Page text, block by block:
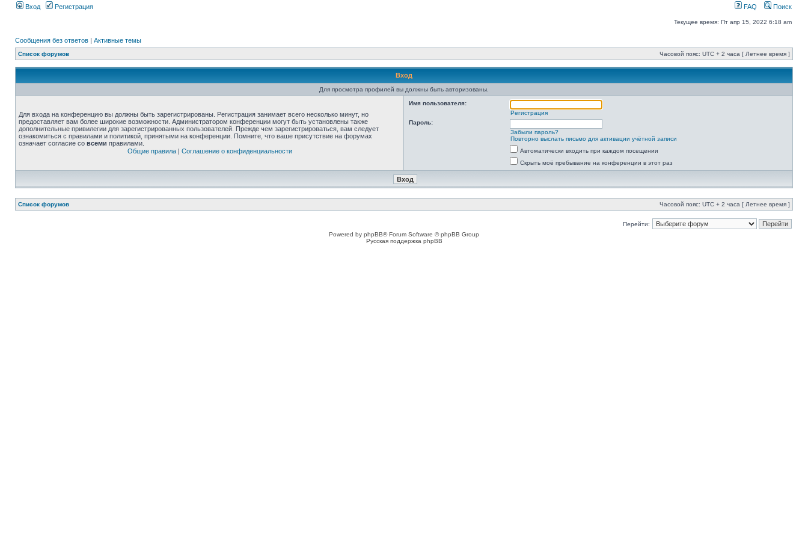
Вход Регистрация FAQ Поиск
Текущее время: Пт апр 15, 2022 6:18 am
Сообщения без ответов | Активные темы
Список форумов Часовой пояс: UTC + 2 часа [ Летнее время ]
Вход
Для просмотра профилей вы должны быть авторизованы.
Для входа на конференцию вы должны быть зарегистрированы. Регистрация занимает всего несколько минут, но
предоставляет вам более широкие возможности. Администратором конференции могут быть установлены также
дополнительные привилегии для зарегистрированных пользователей. Прежде чем зарегистрироваться, вам следует
ознакомиться с правилами и политикой, принятыми на конференции. Помните, что ваше присутствие на форумах
означает согласие со всеми правилами.
Общие правила| Соглашение о конфиденциальности
Имя пользователя:
Регистрация
Пароль:
Забыли пароль?
Повторно выслать письмо для активации учётной записи
Автоматически входить при каждом посещении
Скрыть моё пребывание на конференции в этот раз
Список форумов Часовой пояс: UTC + 2 часа [ Летнее время ]
Перейти:
Powered by phpBB® Forum Software © phpBB Group
Русская поддержка phpBB